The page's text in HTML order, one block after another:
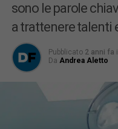
sono le parole
a trattenere talenti
Pubblicato 2 anni fa il
Da Andrea Aletto